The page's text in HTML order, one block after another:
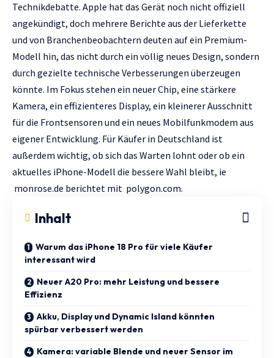
Technikdebatte. Apple hat das Gerät noch nicht offiziell
angekündigt, doch mehrere Berichte aus der Lieferkette
und von Branchenbeobachtern deuten auf ein Premium-
Modell hin, das nicht durch ein völlig neues Design, sondern
durch gezielte technische Verbesserungen überzeugen
könnte. Im Fokus stehen ein neuer Chip, eine stärkere
Kamera, ein effizienteres Display, ein kleinerer Ausschnitt
für die Frontsensoren und ein neues Mobilfunkmodem aus
eigener Entwicklung. Für Käufer in Deutschland ist
außerdem wichtig, ob sich das Warten lohnt oder ob ein
aktuelles iPhone-Modell die bessere Wahl bleibt, ie
monrose.de berichtet mit polygon.com.
Inhalt
Warum das iPhone 18 Pro für viele Käufer
interessant wird
Neuer A20 Pro: mehr Leistung und bessere
Effizienz
Akku, Display und Dynamic Island könnten
spürbar verbessert werden
Kamera: variable Blende und neuer Sensor im